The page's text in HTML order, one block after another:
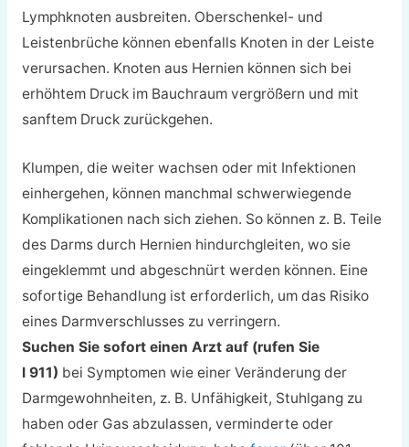
Lymphknoten ausbreiten. Oberschenkel- und
Leistenbrüche können ebenfalls Knoten in der Leiste
verursachen. Knoten aus Hernien können sich bei
erhöhtem Druck im Bauchraum vergrößern und mit
sanftem Druck zurückgehen.
Klumpen, die weiter wachsen oder mit Infektionen
einhergehen, können manchmal schwerwiegende
Komplikationen nach sich ziehen. So können z. B. Teile
des Darms durch Hernien hindurchgleiten, wo sie
eingeklemmt und abgeschnürt werden können. Eine
sofortige Behandlung ist erforderlich, um das Risiko
eines Darmverschlusses zu verringern.
Suchen Sie sofort einen Arzt auf (rufen Sie
l 911) bei Symptomen wie einer Veränderung der
Darmgewohnheiten, z. B. Unfähigkeit, Stuhlgang zu
haben oder Gas abzulassen, verminderte oder